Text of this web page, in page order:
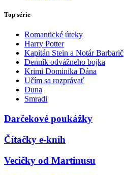
Top série
Romantické úteky
Harry Potter
Kapitán Stein a Notár Barbarič
Denník odvážneho bojka
Krimi Dominika Dána
Učím sa rozprávať
Duna
Smradi
Darčekové poukážky
Čítačky e-kníh
Vecičky od Martinusu